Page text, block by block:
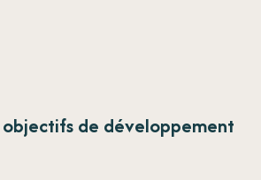
objectifs de développement